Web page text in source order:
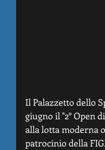
Il Palazzetto dello
giugno il "2° Open
alla lotta moderna
patrocinio della